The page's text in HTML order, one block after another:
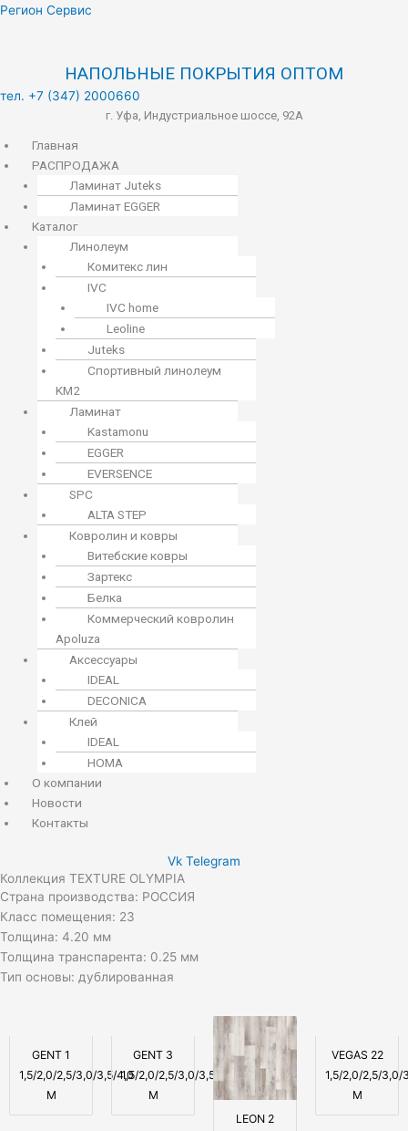
Регион Сервис
НАПОЛЬНЫЕ ПОКРЫТИЯ ОПТОМ
тел. +7 (347) 2000660
г. Уфа, Индустриальное шоссе, 92А
Меню
Главная
РАСПРОДАЖА
Ламинат Juteks
Ламинат EGGER
Каталог
Линолеум
Комитекс лин
IVC
IVC home
Leoline
Juteks
Спортивный линолеум
KM2
Ламинат
Kastamonu
EGGER
EVERSENCE
SPC
ALTA STEP
Ковролин и ковры
Витебские ковры
Зартекс
Белка
Коммерческий ковролин
Apoluza
Аксессуары
IDEAL
DECONICA
Клей
IDEAL
HOMA
О компании
Новости
Контакты
Vk Telegram
Коллекция TEXTURE OLYMPIA
Страна производства: РОССИЯ
Класс помещения: 23
Толщина: 4.20 мм
Толщина транспарента: 0.25 мм
Тип основы: дублированная
GENT 1
1,5/2,0/2,5/3,0/3,5/4,0
М
GENT 3
1,5/2,0/2,5/3,0/3,5/4,0
М
LEON 2
VEGAS 22
1,5/2,0/2,5/3,0/
М